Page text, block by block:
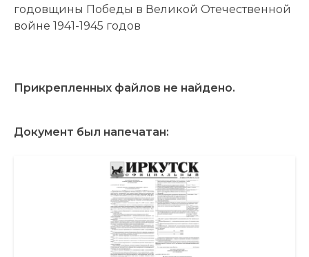
годовщины Победы в Великой Отечественной
войне 1941-1945 годов
Прикрепленных файлов не найдено.
Документ был напечатан: